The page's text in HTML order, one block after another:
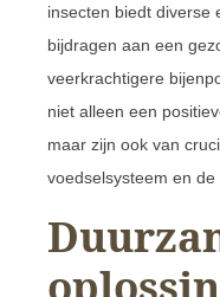
insecten biedt diverse
bijdragen aan een
veerkrachtigere
niet alleen een
maar zijn ook van
voedselsysteem en de